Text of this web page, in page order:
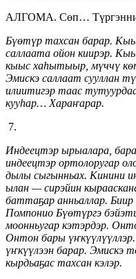
АЛГОМА. Сөп…
Бүөтүр тахсан барар.
саллаата ойон киирэр.
кыыс хаһытыыр, мүччү
Эмискэ саллаат сууллан
илиитигэр таас
кууһар… Хараҥарар.
7.
Индеецтэр ырыалара,
индеецтэр ортолоругар
дылы сыгынньах. Кинини
ылан — сирэйин
баттаҕар анньаллар.
Помпонио Бүөтүргэ
моонньугар кэтэрдэр.
Онтон бары
үҥкүүлээн барар. Эмискэ
кырдьаҕас тахсан кэлэр.